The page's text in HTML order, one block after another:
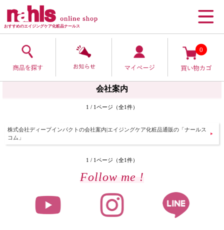
おすすめのエイジングケア化粧品ナールス
0
会社案内
1 / 1ページ（全1件）
株式会社ディープインパクトの会社案内|エイジングケア化粧品通販の「ナールス
コム」
1 / 1ページ（全1件）
Follow me !